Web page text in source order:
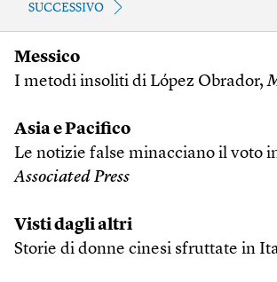
SUCCESSIVO
Messico
I metodi insoliti di López Obrador,
Asia e Pacifico
Le notizie false minacciano il voto
Associated Press
Visti dagli altri
Storie di donne cinesi sfruttate in